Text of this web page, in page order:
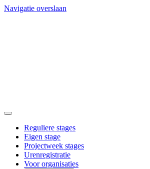
Navigatie overslaan
Reguliere stages
Eigen stage
Projectweek stages
Urenregistratie
Voor organisaties